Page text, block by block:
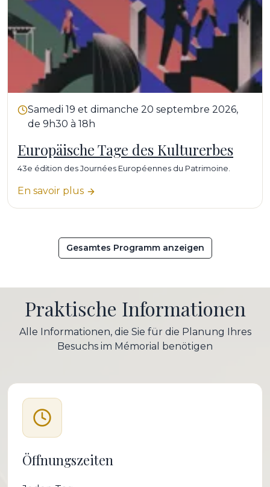
Samedi 19 et dimanche 20 septembre 2026,
de 9h30 à 18h
Europäische Tage des Kulturerbes
43e édition des Journées Européennes du Patrimoine.
En savoir plus
Gesamtes Programm anzeigen
Praktische Informationen
Alle Informationen, die Sie für die Planung Ihres
Besuchs im Mémorial benötigen
Öffnungszeiten